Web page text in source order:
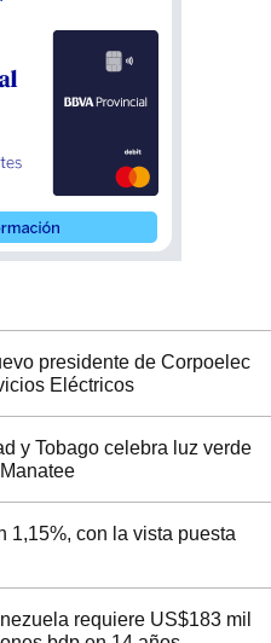
presidente de Corpoelec
Eléctricos
y Tobago celebra luz verde
1,15%, con la vista puesta
requiere US$183 mil